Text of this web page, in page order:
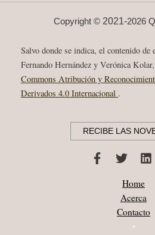
Copyright © 2021-2026
Salvo donde se indica, el contenido de
Fernando Hernández y Verónica
Commons Atribución y
Derivados 4.0 Internacional .
RECIBE LAS
Home
Acerca
Contacto
•